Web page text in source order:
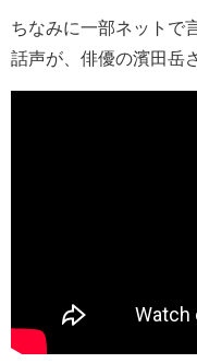
ちなみに一部ネットで
話声が、俳優の濱田岳